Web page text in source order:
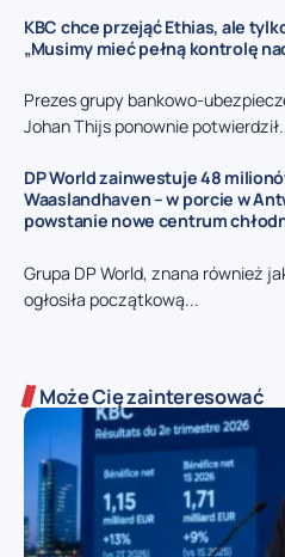
KBC chce przejąć Ethias, ale
„Musimy mieć pełną kontrolę
Prezes grupy bankowo-
Johan Thijs ponownie
DP World zainwestuje 48
Waaslandhaven – w porcie w
powstanie nowe centrum
Grupa DP World, znana również
ogłosiła początkową...
Może Cię zainteresować